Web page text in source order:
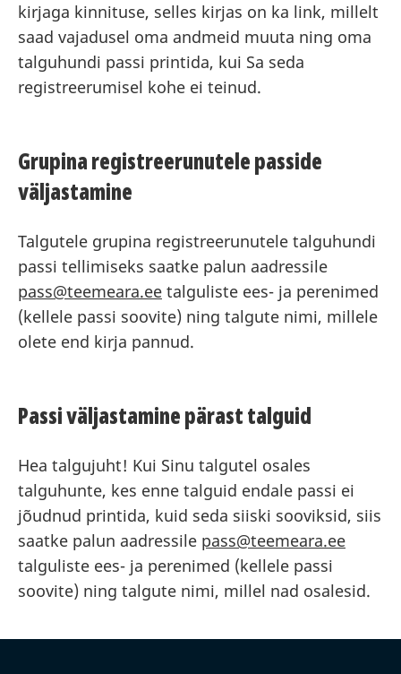
kirjaga kinnituse, selles kirjas on ka link, millelt
saad vajadusel oma andmeid muuta ning oma
talguhundi passi printida, kui Sa seda
registreerumisel kohe ei teinud.
Grupina registreerunutele passide
väljastamine
Talgutele grupina registreerunutele talguhundi
passi tellimiseks saatke palun aadressile
pass@teemeara.ee talguliste ees- ja perenimed
(kellele passi soovite) ning talgute nimi, millele
olete end kirja pannud.
Passi väljastamine pärast talguid
Hea talgujuht! Kui Sinu talgutel osales
talguhunte, kes enne talguid endale passi ei
jõudnud printida, kuid seda siiski sooviksid, siis
saatke palun aadressile pass@teemeara.ee
talguliste ees- ja perenimed (kellele passi
soovite) ning talgute nimi, millel nad osalesid.